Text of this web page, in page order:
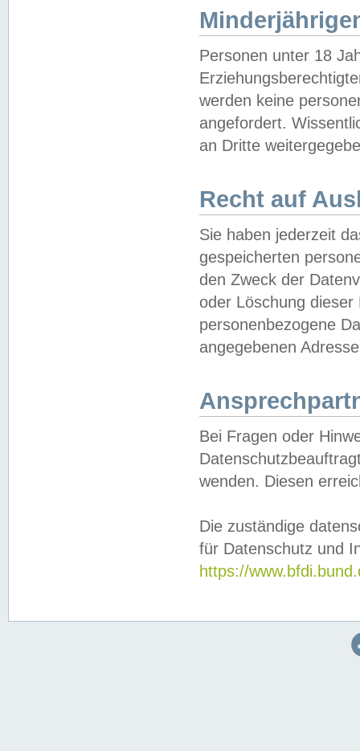
Personen unter 18
werden keine
angefordert.
an Dritte
Recht auf
Sie haben jederzeit
gespeicherten
den Zweck der
oder Löschung
personenbezogene
angegebenen
Bei Fragen oder
wenden. Diesen
Die zuständige
für Datenschutz und
https://